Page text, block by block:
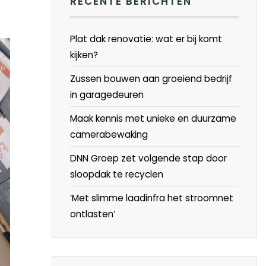
Plat dak renovatie: wat er bij komt
kijken?
Zussen bouwen aan groeiend bedrijf
in garagedeuren
Maak kennis met unieke en duurzame
camerabewaking
DNN Groep zet volgende stap door
sloopdak te recyclen
‘Met slimme laadinfra het stroomnet
ontlasten’